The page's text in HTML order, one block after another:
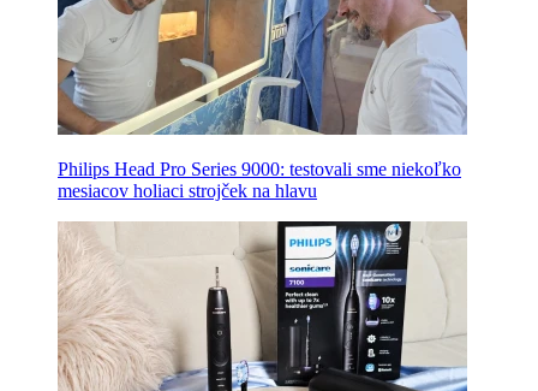
Philips Head Pro Series 9000: testovali sme niekoľko
mesiacov holiaci strojček na hlavu